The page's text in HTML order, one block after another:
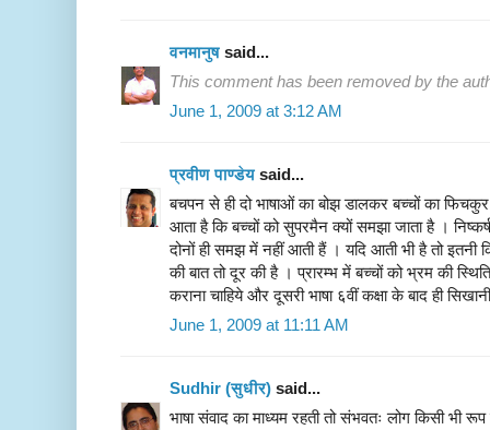
वनमानुष said...
This comment has been removed by the
June 1, 2009 at 3:12 AM
प्रवीण पाण्डेय said...
बचपन से ही दो भाषाओं का बोझ डालकर बच्चों का
आता है कि बच्चों को सुपरमैन क्यों समझा जाता है ।
दोनों ही समझ में नहीं आती हैं । यदि आती भी है तो
की बात तो दूर की है । प्रारम्भ में बच्चों को भ्रम की
कराना चाहिये और दूसरी भाषा ६वीं कक्षा के बाद ही
June 1, 2009 at 11:11 AM
Sudhir (सुधीर) said...
भाषा संवाद का माध्यम रहती तो संभवतः लोग किसी भी